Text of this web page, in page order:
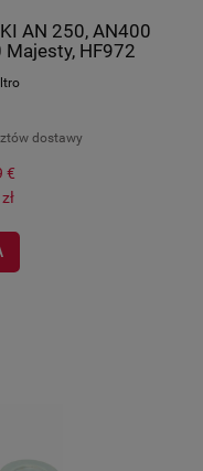
AN 250, AN400
Majesty, HF972
dostawy
€